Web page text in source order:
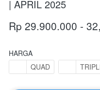
| APRIL 2025
Rp 29.900.000 -
HARGA
QUAD